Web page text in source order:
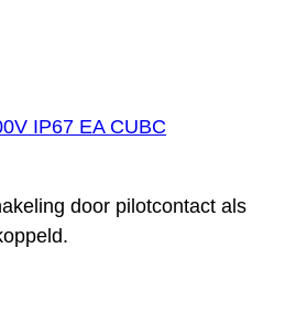
IP67 EA CUBC
door pilotcontact als